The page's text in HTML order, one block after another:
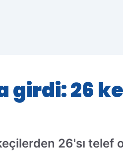
girdi: 26
26'sı telef